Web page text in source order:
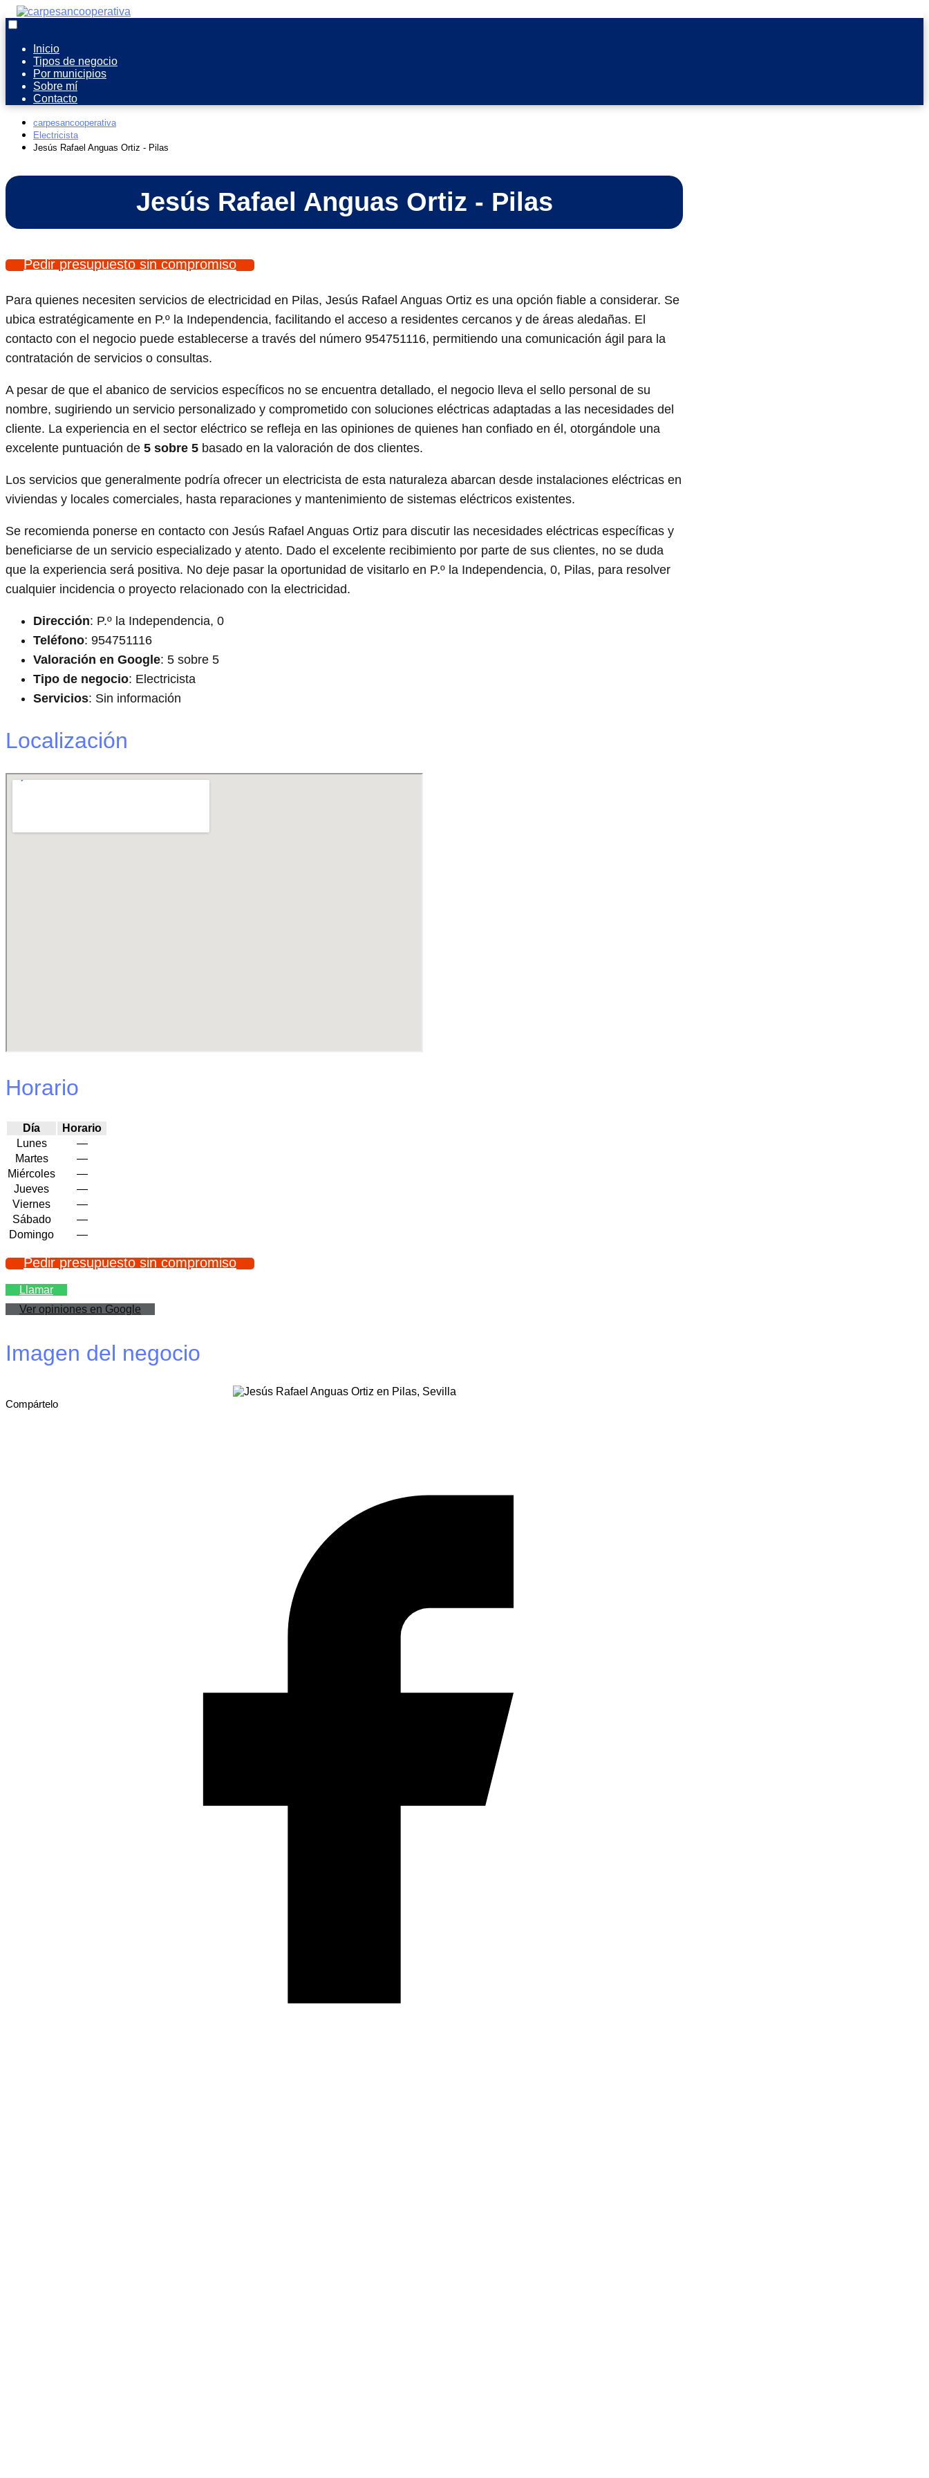
Inicio
Tipos de negocio
Por municipios
Sobre mí
Contacto
carpesancooperativa
Electricista
Jesús Rafael Anguas Ortiz - Pilas
Jesús Rafael Anguas Ortiz - Pilas
Pedir presupuesto sin compromiso
Para quienes necesiten servicios de electricidad en Pilas, Jesús Rafael Anguas Ortiz es una opción fiable a considerar. Se
ubica estratégicamente en P.º la Independencia, facilitando el acceso a residentes cercanos y de áreas aledañas. El
contacto con el negocio puede establecerse a través del número 954751116, permitiendo una comunicación ágil para la
contratación de servicios o consultas.
A pesar de que el abanico de servicios específicos no se encuentra detallado, el negocio lleva el sello personal de su
nombre, sugiriendo un servicio personalizado y comprometido con soluciones eléctricas adaptadas a las necesidades del
cliente. La experiencia en el sector eléctrico se refleja en las opiniones de quienes han confiado en él, otorgándole una
excelente puntuación de 5 sobre 5 basado en la valoración de dos clientes.
Los servicios que generalmente podría ofrecer un electricista de esta naturaleza abarcan desde instalaciones eléctricas en
viviendas y locales comerciales, hasta reparaciones y mantenimiento de sistemas eléctricos existentes.
Se recomienda ponerse en contacto con Jesús Rafael Anguas Ortiz para discutir las necesidades eléctricas específicas y
beneficiarse de un servicio especializado y atento. Dado el excelente recibimiento por parte de sus clientes, no se duda
que la experiencia será positiva. No deje pasar la oportunidad de visitarlo en P.º la Independencia, 0, Pilas, para resolver
cualquier incidencia o proyecto relacionado con la electricidad.
Dirección: P.º la Independencia, 0
Teléfono: 954751116
Valoración en Google: 5 sobre 5
Tipo de negocio: Electricista
Servicios: Sin información
Localización
Horario
Día
Horario
Lunes
—
Martes
—
Miércoles
—
Jueves
—
Viernes
—
Sábado
—
Domingo
—
Pedir presupuesto sin compromiso
Llamar
Ver opiniones en Google
Imagen del negocio
Compártelo